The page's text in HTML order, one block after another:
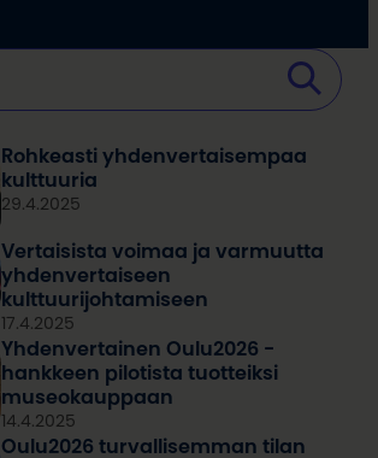
Rohkeasti yhdenvertaisempaa
kulttuuria
29.4.2025
Vertaisista voimaa ja varmuutta
yhdenvertaiseen
kulttuurijohtamiseen
17.4.2025
Yhdenvertainen Oulu2026 -
hankkeen pilotista tuotteiksi
museokauppaan
14.4.2025
Oulu2026 turvallisemman tilan